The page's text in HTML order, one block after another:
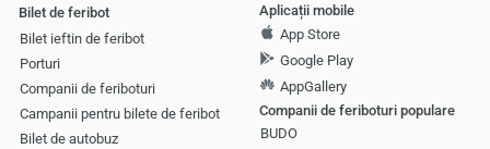
Bilet de feribot
Bilet ieftin de feribot
Porturi
Companii de feriboturi
Campanii pentru bilete de feribot
Bilet de autobuz
Aplicații mobile
App Store
Google Play
AppGallery
Companii de feriboturi populare
BUDO